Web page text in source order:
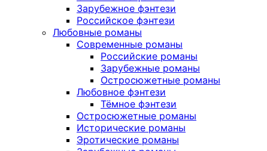
Зарубежное фэнтези
Российское фэнтези
Любовные романы
Современные романы
Российские романы
Зарубежные романы
Остросюжетные романы
Любовное фэнтези
Тёмное фэнтези
Остросюжетные романы
Исторические романы
Эротические романы